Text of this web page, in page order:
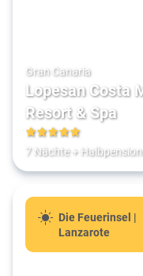
Gran Canaria
Lopesan Costa
Resort & Spa
5
7 Nächte+ Halbpension
Die Feuerinsel |
Lanzarote